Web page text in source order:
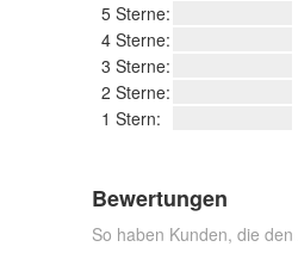
5 Sterne:
4 Sterne:
3 Sterne:
2 Sterne:
1 Stern:
Bewertungen
So haben Kunden, die